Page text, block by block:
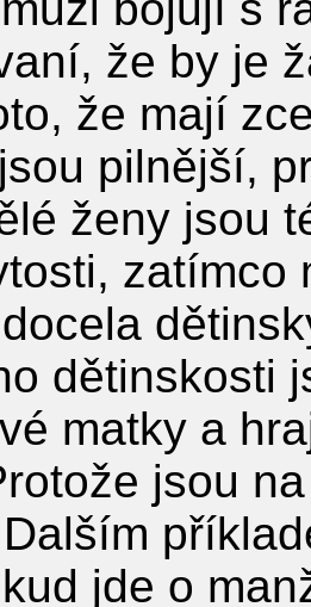
že by je
že mají
pilnější,
ženy jsou
zatímco
dětinskosti
matky a
jsou
jde o